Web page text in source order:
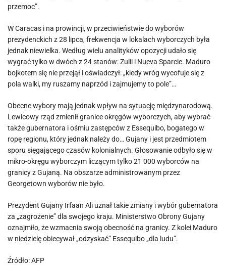
przemoc”.
W Caracas i na prowincji, w przeciwieństwie do wyborów
prezydenckich z 28 lipca, frekwencja w lokalach wyborczych była
jednak niewielka. Według wielu analityków opozycji udało się
wygrać tylko w dwóch z 24 stanów: Zulii i Nueva Sparcie. Maduro
bojkotem się nie przejął i oświadczył: „kiedy wróg wycofuje się z
pola walki, my ruszamy naprzód i zajmujemy to pole”…
Obecne wybory mają jednak wpływ na sytuację międzynarodową.
Lewicowy rząd zmienił granice okręgów wyborczych, aby wybrać
także gubernatora i ośmiu zastępców z Essequibo, bogatego w
ropę regionu, który jednak należy do… Gujany i jest przedmiotem
sporu sięgającego czasów kolonialnych. Głosowanie odbyło się w
mikro-okręgu wyborczym liczącym tylko 21 000 wyborców na
granicy z Gujaną. Na obszarze administrowanym przez
Georgetown wyborów nie było.
Prezydent Gujany Irfaan Ali uznał takie zmiany i wybór gubernatora
za „zagrożenie” dla swojego kraju. Ministerstwo Obrony Gujany
oznajmiło, że wzmacnia swoją obecność na granicy. Z kolei Maduro
w niedzielę obiecywał „odzyskać” Essequibo „dla ludu”.
Źródło: AFP